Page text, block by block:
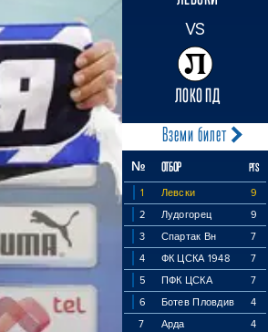
VS
ЛОКО ПД
Вземи билет
№ ОТБОР PTS
1 Левски
9
2
Лудогорец
9
3
Спартак Вн
7
4
ФК ЦСКА 1948
7
5
ПФК ЦСКА
7
6
Ботев Пловдив
4
7
Арда
4